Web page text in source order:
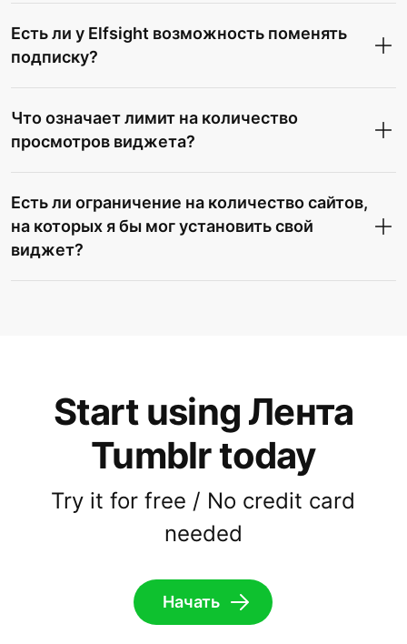
Есть ли у Elfsight возможность поменять
подписку?
Что означает лимит на количество
просмотров виджета?
Есть ли ограничение на количество сайтов,
на которых я бы мог установить свой
виджет?
Start using Лента
Tumblr today
Try it for free / No credit card
needed
Начать